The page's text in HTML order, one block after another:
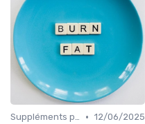
Suppléments pour la perte de poids • 12/06/2025